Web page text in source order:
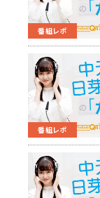
番組レポ
番組レポ